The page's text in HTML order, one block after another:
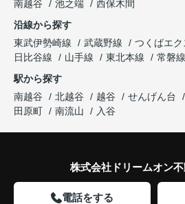
南越谷
池之端
西保木間
沿線から探す
東武伊勢崎線
武蔵野線 つくばエク
日比谷線
山手線 東北本線 常磐線
駅から探す
南越谷
北越谷 越谷 せんげん台
田原町
南流山 入谷
株式会社ドリームオン
電話をする